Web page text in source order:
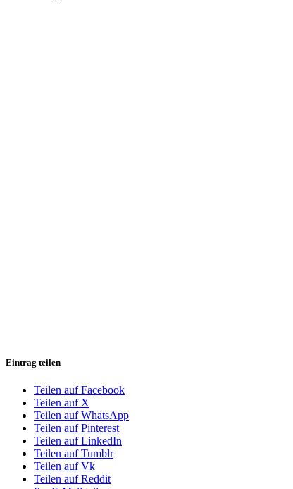
Eintrag teilen
Teilen auf Facebook
Teilen auf X
Teilen auf WhatsApp
Teilen auf Pinterest
Teilen auf LinkedIn
Teilen auf Tumblr
Teilen auf Vk
Teilen auf Reddit